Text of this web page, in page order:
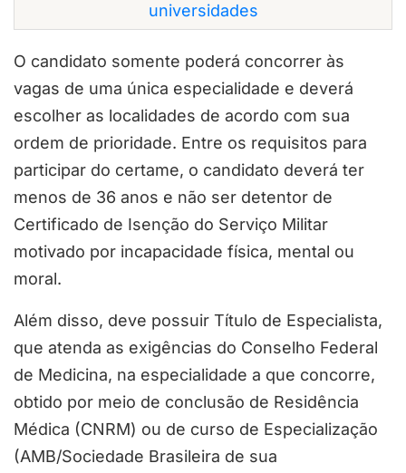
universidades
O candidato somente poderá concorrer às
vagas de uma única especialidade e deverá
escolher as localidades de acordo com sua
ordem de prioridade. Entre os requisitos para
participar do certame, o candidato deverá ter
menos de 36 anos e não ser detentor de
Certificado de Isenção do Serviço Militar
motivado por incapacidade física, mental ou
moral.
Além disso, deve possuir Título de Especialista,
que atenda as exigências do Conselho Federal
de Medicina, na especialidade a que concorre,
obtido por meio de conclusão de Residência
Médica (CNRM) ou de curso de Especialização
(AMB/Sociedade Brasileira de sua